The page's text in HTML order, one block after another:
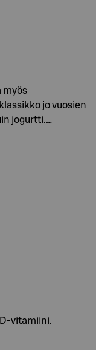
myös
jo vuosien
jogurtti.…
vitamiini.